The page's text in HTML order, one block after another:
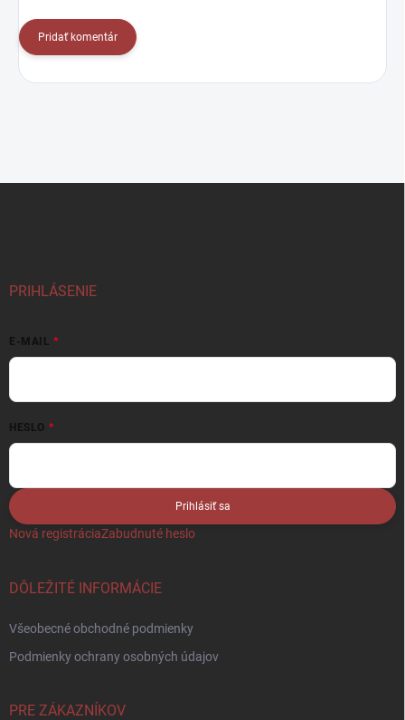
Pridať komentár
PRIHLÁSENIE
E-MAIL
HESLO
Prihlásiť sa
Nová registráciaZabudnuté heslo
DÔLEŽITÉ INFORMÁCIE
Všeobecné obchodné podmienky
Podmienky ochrany osobných údajov
PRE ZÁKAZNÍKOV